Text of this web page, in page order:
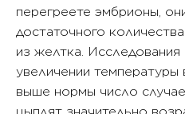
перегреете эмбрионы,
достаточного
из желтка. Исследования
увеличении температуры
выше нормы число